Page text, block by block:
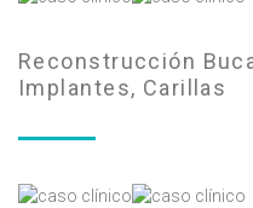
Reconstrucción
Implantes, Carillas